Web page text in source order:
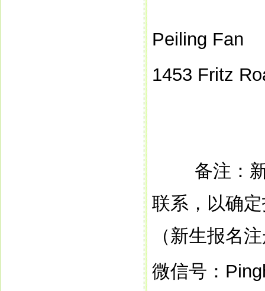
Peiling Fan
1453 Fritz
备注：
联系，以确
（新生报名
微信号：